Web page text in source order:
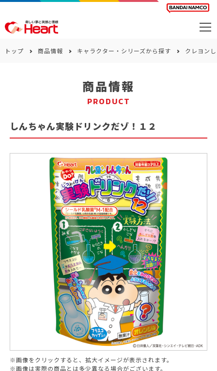
サステナビリティ
トップ 商品情報 キャラクター・シリーズから探す クレヨン
商品情報
PRODUCT
しんちゃん実験ドリンクだゾ！１２
※画像をクリックすると、拡大イメージが表示されます。
※画像は実際の商品とは多少異なる場合がございます。